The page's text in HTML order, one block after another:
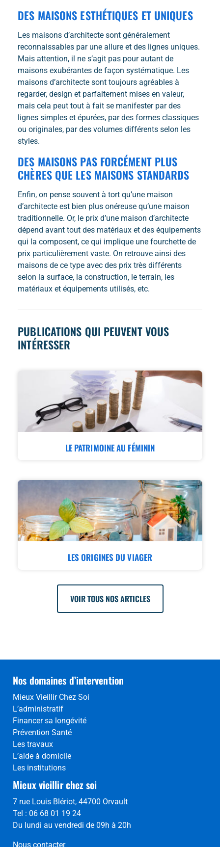
DES MAISONS ESTHÉTIQUES ET UNIQUES
Les maisons d’architecte sont généralement
reconnaissables par une allure et des lignes uniques.
Mais attention, il ne s’agit pas pour autant de
maisons exubérantes de façon systématique. Les
maisons d’architecte sont toujours agréables à
regarder, design et parfaitement mises en valeur,
mais cela peut tout à fait se manifester par des
lignes simples et épurées, par des formes classiques
ou originales, par des volumes différents selon les
styles.
DES MAISONS PAS FORCÉMENT PLUS
CHÈRES QUE LES MAISONS STANDARDS
Enfin, on pense souvent à tort qu’une maison
d’architecte est bien plus onéreuse qu’une maison
traditionnelle. Or, le prix d’une maison d’architecte
dépend avant tout des matériaux et des équipements
qui la composent, ce qui implique une fourchette de
prix particulièrement vaste. On retrouve ainsi des
maisons de ce type avec des prix très différents
selon la surface, la construction, le terrain, les
matériaux et équipements utilisés, etc.
PUBLICATIONS QUI PEUVENT VOUS
INTÉRESSER
LE PATRIMOINE AU FÉMININ
LES ORIGINES DU VIAGER
VOIR TOUS NOS ARTICLES
Nos domaines d’intervention
Mieux Vieillir Chez Soi
L’administratif
Financer sa longévité
Prévention Santé
Les travaux
L’aide à domicile
Les institutions
Mieux vieillir chez soi
7 rue Louis Blériot, 44700 Orvault
Tel : 06 68 01 19 24
Du lundi au vendredi de 09h à 20h
Nous contacter